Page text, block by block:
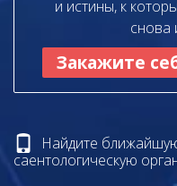
и истины, к
снова
Закажите
Найдите
саентологическую